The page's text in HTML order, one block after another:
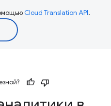
Cloud Translation API.